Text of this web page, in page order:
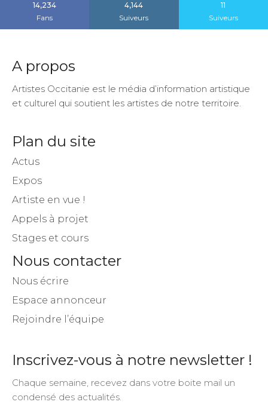
14,234
Fans
4,144
Suiveurs
11
Suiveurs
A propos
Artistes Occitanie est le média d’information artistique
et culturel qui soutient les artistes de notre territoire.
Plan du site
Actus
Expos
Artiste en vue !
Appels à projet
Stages et cours
Nous contacter
Nous écrire
Espace annonceur
Rejoindre l’équipe
Inscrivez-vous à notre newsletter !
Chaque semaine, recevez dans votre boite mail un
condensé des actualités.